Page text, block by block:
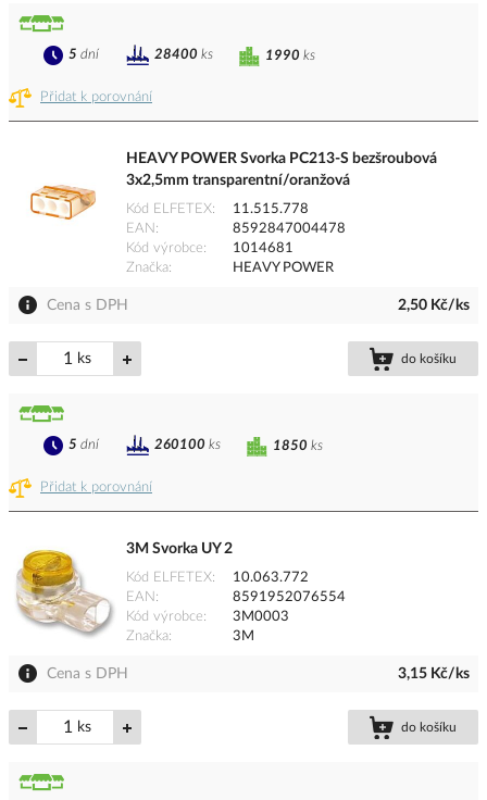
Přidat k porovnání
1990 ks
5 dní 28400 ks
HEAVY POWER Svorka PC213-S bezšroubová
3x2,5mm transparentní/oranžová
Kód ELFETEX
11.515.778
EAN
8592847004478
Kód výrobce
1014681
Značka
HEAVY POWER
Cena s DPH 2,50 Kč/ks
ks do košíku
Přidat k porovnání
1850 ks
5 dní 260100 ks
3M Svorka UY 2
Kód ELFETEX
10.063.772
EAN
8591952076554
Kód výrobce
3M0003
Značka
3M
Cena s DPH 3,15 Kč/ks
ks do košíku